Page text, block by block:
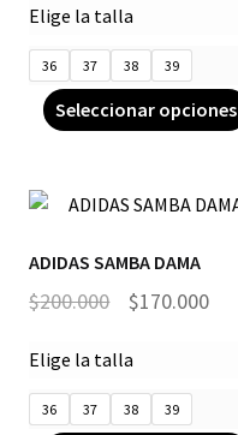
Elige la talla
36 37 38 39
Seleccionar opciones
ADIDAS SAMBA DAMA
¡OFERTA!
$200.000 $170.000
Elige la talla
36 37 38 39